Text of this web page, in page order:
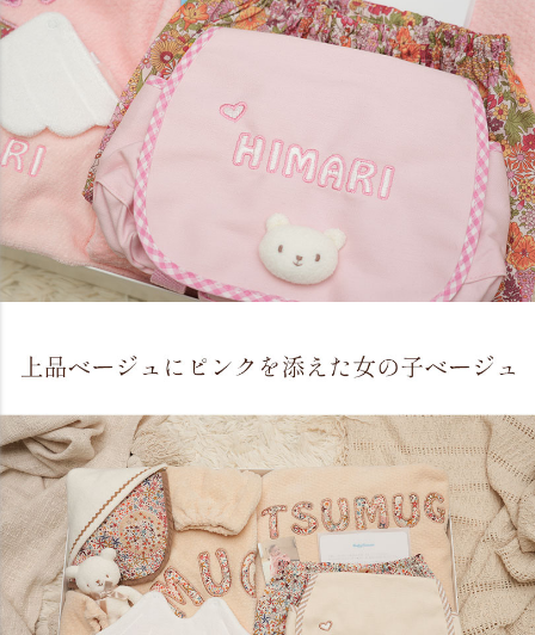
大変喜んで頂けました。また友人の出産祝いの際には
ぜひこちらの商品を送りたいと思います！！ （maddyroseさ
Naming天使のスタイスーツ
とても可愛いと喜んでもらえました。
知人のお子様の誕生祝いに贈りました。とても可愛いと喜んで
もらえました。名入れもしてもらえるし、オススメです。仕上
がりに2週間ほどかかると書かれてありましたが少し早めに発
イスーツ）
大正解！！！
友達の出産祝いを何にしようかとかなり悩んでネットサーフィ
ンをしていたところ、偶然こちらのサイトを発見し一目惚
れ！！！ 赤ちゃんって、本当天使のようですものね。羽が付い
ているとこも、本人だけのプレミア価値として名前が入れられ
るところも気に入りました。注文後数日中に、お店からの内容